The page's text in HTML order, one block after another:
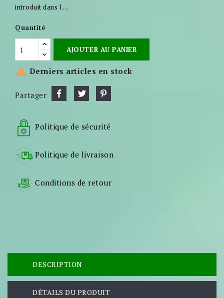
introduit dans l ...
Quantité
AJOUTER AU PANIER
 Derniers articles en stock
Partager
Politique de sécurité
Politique de livraison
Conditions de retour
DESCRIPTION
DÉTAILS DU PRODUIT